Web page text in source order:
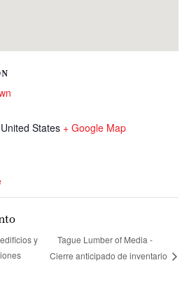
United States + Google Map
y
Tague Lumber of Media -
Cierre anticipado de inventario